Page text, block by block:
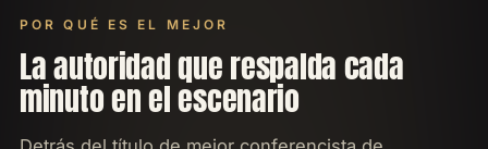
POR QUÉ ES EL MEJOR
La autoridad que respalda cada
minuto en el escenario